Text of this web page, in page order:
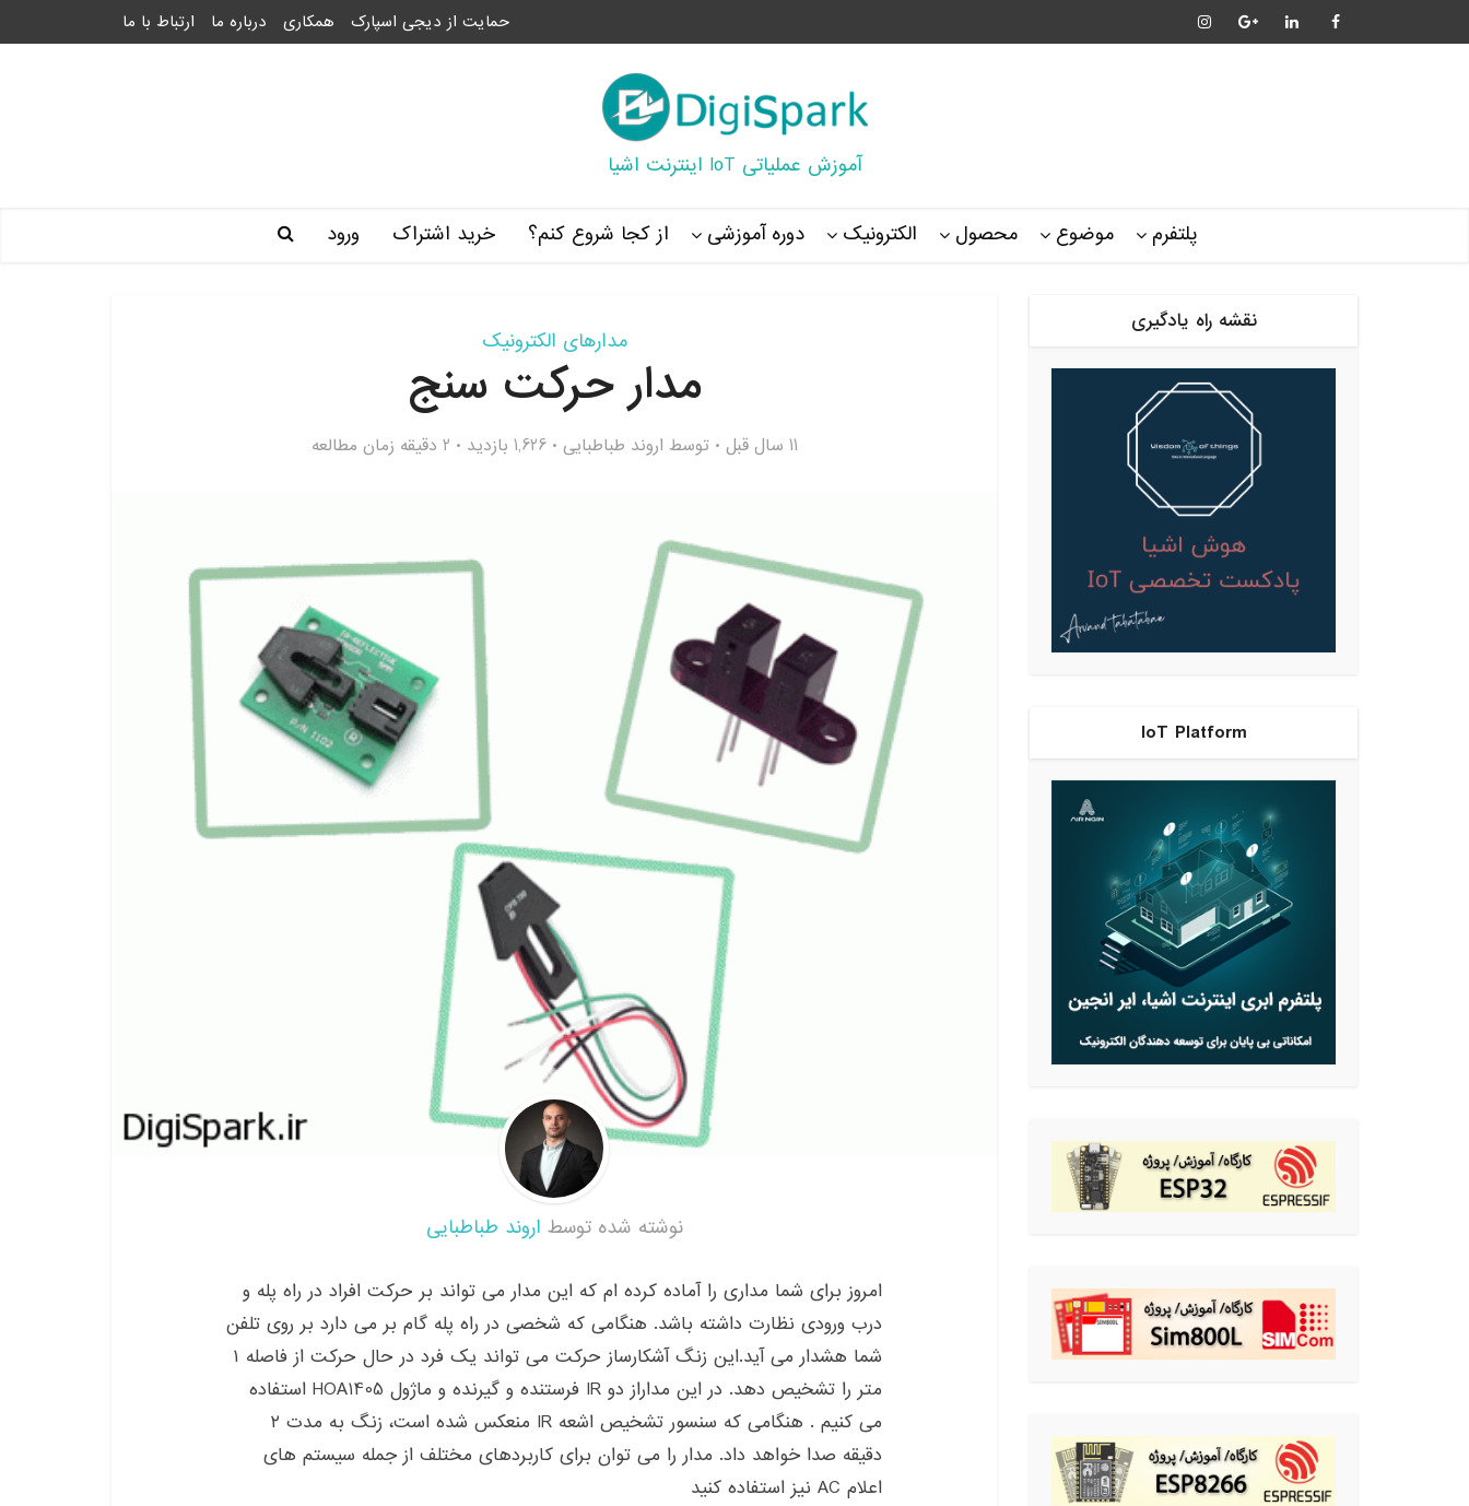
حمایت از دیجی اسپارک همکاری درباره ما ارتباط با ما
آموزش عملیاتی IoT اینترنت اشیا
پلتفرم موضوع محصول الکترونیک دوره آموزشی از کجا شروع کنم؟ خرید اشتراک ورود
مدارهای الکترونیک
مدار حرکت سنج
11 سال قبل توسط اروند طباطبایی 1,626 بازدید 2 دقیقه زمان مطالعه
نوشته شده توسط اروند طباطبایی
امروز برای شما مداری را آماده کرده ام که این مدار می تواند بر حرکت افراد در راه پله و
درب ورودی نظارت داشته باشد. هنگامی که شخصی در راه پله گام بر می دارد بر روی تلفن
شما هشدار می آید.این زنگ آشکارساز حرکت می تواند یک فرد در حال حرکت از فاصله ۱
متر را تشخیص دهد. در این مداراز دو IR فرستنده و گیرنده و ماژول HOA1405 استفاده
می کنیم . هنگامی که سنسور تشخیص اشعه IR منعکس شده است، زنگ به مدت ۲
دقیقه صدا خواهد داد. مدار را می توان برای کاربردهای مختلف از جمله سیستم های
اعلام AC نیز استفاده کنید
نقشه راه یادگیری
IoT Platform